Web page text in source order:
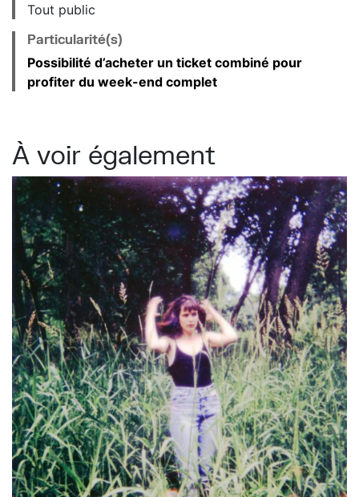
Tout public
Particularité(s)
Possibilité d’acheter un ticket combiné pour
profiter du week-end complet
À voir également